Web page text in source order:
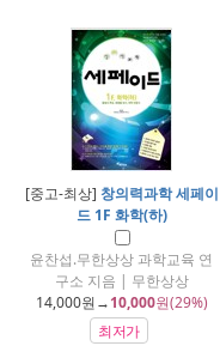
[중고-최상] 창의력과학 세페이
드 1F 화학(하)
윤찬섭.무한상상 과학교육 연
구소 지음 | 무한상상
14,000원→10,000원(29%)
최저가